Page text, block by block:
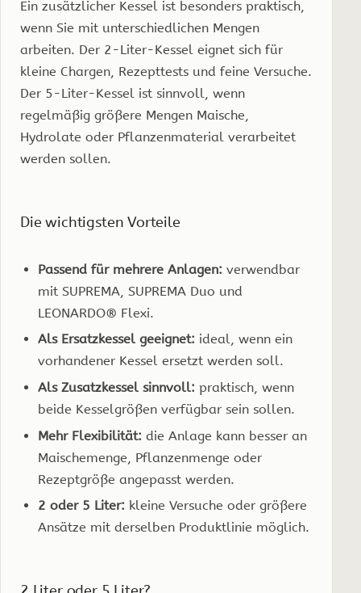
Ein zusätzlicher Kessel ist besonders praktisch,
wenn Sie mit unterschiedlichen Mengen
arbeiten. Der 2-Liter-Kessel eignet sich für
kleine Chargen, Rezepttests und feine Versuche.
Der 5-Liter-Kessel ist sinnvoll, wenn
regelmäßig größere Mengen Maische,
Hydrolate oder Pflanzenmaterial verarbeitet
werden sollen.
Die wichtigsten Vorteile
Passend für mehrere Anlagen: verwendbar
mit SUPREMA, SUPREMA Duo und
LEONARDO® Flexi.
Als Ersatzkessel geeignet: ideal, wenn ein
vorhandener Kessel ersetzt werden soll.
Als Zusatzkessel sinnvoll: praktisch, wenn
beide Kesselgrößen verfügbar sein sollen.
Mehr Flexibilität: die Anlage kann besser an
Maischemenge, Pflanzenmenge oder
Rezeptgröße angepasst werden.
2 oder 5 Liter: kleine Versuche oder größere
Ansätze mit derselben Produktlinie möglich.